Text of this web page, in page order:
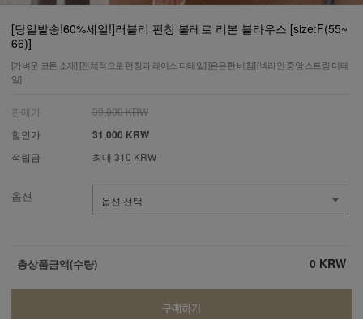
[당일발송!60%세일!]러블리 펀칭 볼레로 리본 블라우스 [size:F(55~
66)]
[가벼운 코튼 소재] [전체적으로 펀칭과 레이스 디테일] [은은한 비침] [넥라인 중앙 스트링 디테
일]
판매가
39,000 KRW
할인가
31,000 KRW
적립금 최대 310 KRW
옵션
총상품금액(수량) 0 KRW
구매하기